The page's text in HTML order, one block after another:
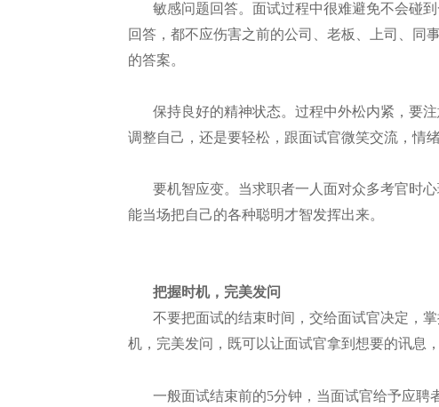
敏感问题回答。面试过程中很难避免不会碰
回答，都不应伤害之前的公司、老板、上司、同
的答案。
保持良好的精神状态。过程中外松内紧，要
调整自己，还是要轻松，跟面试官微笑交流，情
要机智应变。当求职者一人面对众多考官时
能当场把自己的各种聪明才智发挥出来。
把握时机，完美发问
不要把面试的结束时间，交给面试官决定，
机，完美发问，既可以让面试官拿到想要的讯息
一般面试结束前的5分钟，当面试官给予应聘